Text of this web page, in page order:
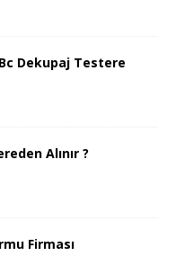
Dekupaj Testere
Alınır ?
Firması